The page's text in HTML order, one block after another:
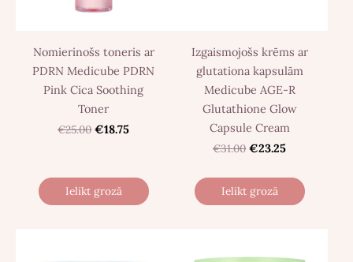
Nomierinošs toneris ar
PDRN Medicube PDRN
Pink Cica Soothing
Toner
€25.00 €18.75
Ielikt grozā
Izgaismojošs krēms ar
glutationa kapsulām
Medicube AGE-R
Glutathione Glow
Capsule Cream
€31.00 €23.25
Ielikt grozā